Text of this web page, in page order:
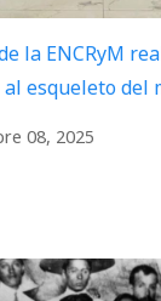
la ENCRyM
esqueleto del
08, 2025